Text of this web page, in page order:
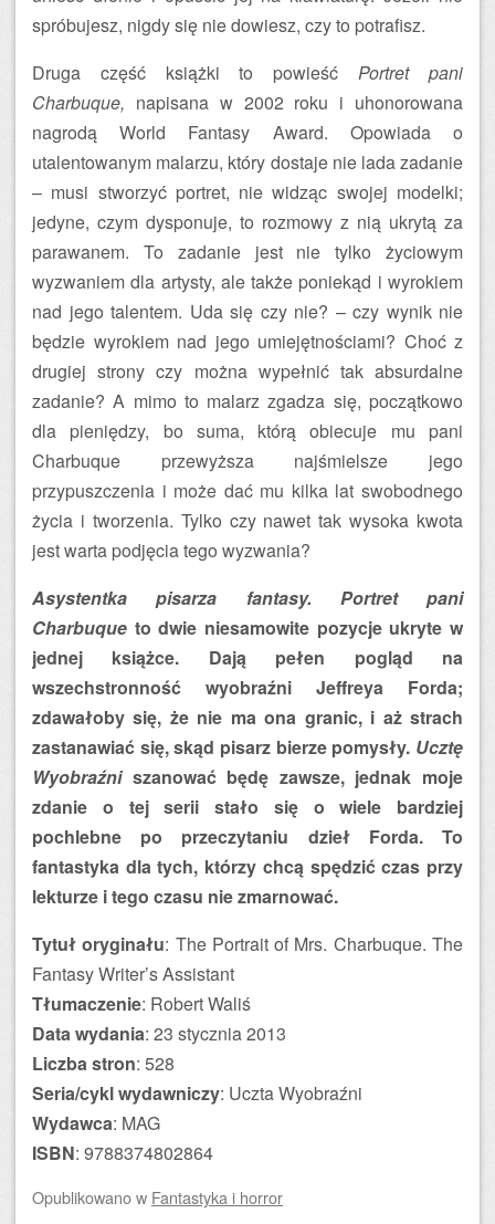
spróbujesz, nigdy się nie dowiesz, czy to potrafisz.
Druga część książki to powieśćPortret pani
Charbuque, napisana w 2002 roku i uhonorowana
nagrodą World Fantasy Award. Opowiada o
utalentowanym malarzu, który dostaje nie lada zadanie
– musi stworzyć portret, nie widząc swojej modelki;
jedyne, czym dysponuje, to rozmowy z nią ukrytą za
parawanem. To zadanie jest nie tylko życiowym
wyzwaniem dla artysty, ale także poniekąd i wyrokiem
nad jego talentem. Uda się czy nie? – czy wynik nie
będzie wyrokiem nad jego umiejętnościami? Choć z
drugiej strony czy można wypełnić tak absurdalne
zadanie? A mimo to malarz zgadza się, początkowo
dla pieniędzy, bo suma, którą obiecuje mu pani
Charbuque przewyższa najśmielsze jego
przypuszczenia i może dać mu kilka lat swobodnego
życia i tworzenia. Tylko czy nawet tak wysoka kwota
jest warta podjęcia tego wyzwania?
Asystentka pisarza fantasy. Portret pani
Charbuque to dwie niesamowite pozycje ukryte w
jednej książce. Dają pełen pogląd na
wszechstronność wyobraźni Jeffreya Forda;
zdawałoby się, że nie ma ona granic, i aż strach
zastanawiać się, skąd pisarz bierze pomysły. Ucztę
Wyobraźniszanować będę zawsze, jednak moje
zdanie o tej serii stało się o wiele bardziej
pochlebne po przeczytaniu dzieł Forda. To
fantastyka dla tych, którzy chcą spędzić czas przy
lekturze i tego czasu nie zmarnować.
Tytuł oryginału: The Portrait of Mrs. Charbuque. The
Fantasy Writer’s Assistant
Tłumaczenie: Robert Waliś
Data wydania: 23 stycznia 2013
Liczba stron: 528
Seria/cykl wydawniczy: Uczta Wyobraźni
Wydawca: MAG
ISBN: 9788374802864
Opublikowanow Fantastyka i horror